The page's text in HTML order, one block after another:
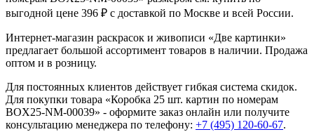
выгодной цене 396 ₽ с доставкой по Москве и всей России.
Интернет-магазин раскрасок и живописи «Две картинки»
предлагает большой ассортимент товаров в наличии. Продажа
оптом и в розницу.
Для постоянных клиентов действует гибкая система скидок.
Для покупки товара «Коробка 25 шт. картин по номерам
BOX25-NM-00039» - оформите заказ онлайн или получите
консультацию менеджера по телефону: +7 (495) 120-60-67.